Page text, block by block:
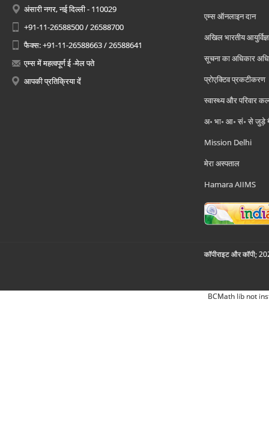
अंसारी नगर, नई दिल्ली - 110029
+91-11-26588500 / 26588700
फैक्स: +91-11-26588663 / 26588641
एम्स में महत्वपूर्ण ई -मेल पते
आपकी प्रतिक्रिया दें
एम्स ऑनलाइन दान
अखिल भारतीय
सूचना का अधिकार
प्रोएक्टिव प्रकटीकरण
स्वास्थ्य और परिवार
अ॰ भा॰ आ॰ सं॰ से जुड़े
Mission Delhi
मेरा अस्पताल
Hamara AIIMS
कॉपीराइट और कॉपी;
BCMath lib not